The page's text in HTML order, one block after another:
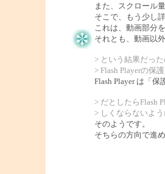
また、スクロール
そこで、もう少し
これは、動画部分
それとも、動画以
> という結果だっ
> Flash Playerの保
Flash Player は「
> だとしたらFlash
> しくならないよ
そのようです。
そちらの方向で進